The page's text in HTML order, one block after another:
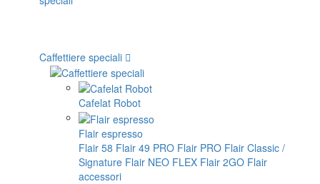
Caffettiere speciali
Cafelat Robot
Flair espresso
Flair 58 Flair 49 PRO Flair PRO Flair Classic /
Signature Flair NEO FLEX Flair 2GO Flair
accessori